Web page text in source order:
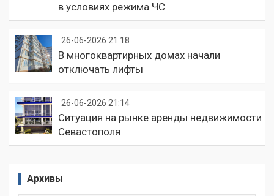
в условиях режима ЧС
26-06-2026 21:18
В многоквартирных домах начали
отключать лифты
26-06-2026 21:14
Ситуация на рынке аренды недвижимости
Севастополя
Архивы